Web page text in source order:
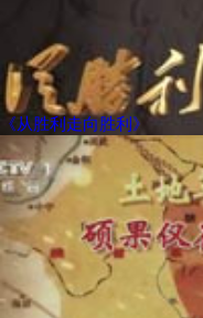
《从胜利走向胜利》